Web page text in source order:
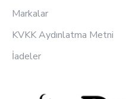
Markalar
KVKK Aydınlatma Metni
İadeler